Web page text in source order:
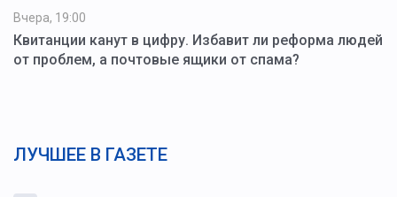
Вчера, 19:00
Квитанции канут в цифру. Избавит ли реформа людей
от проблем, а почтовые ящики от спама?
ЛУЧШЕЕ В ГАЗЕТЕ